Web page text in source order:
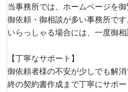
当事務所では、ホームページを
御依頼・御相談が多い事務所で
いらっしゃる場合には、一度御相
【丁寧なサポート】
御依頼者様の不安が少しでも解
終の契約書作成まで丁寧にサポー